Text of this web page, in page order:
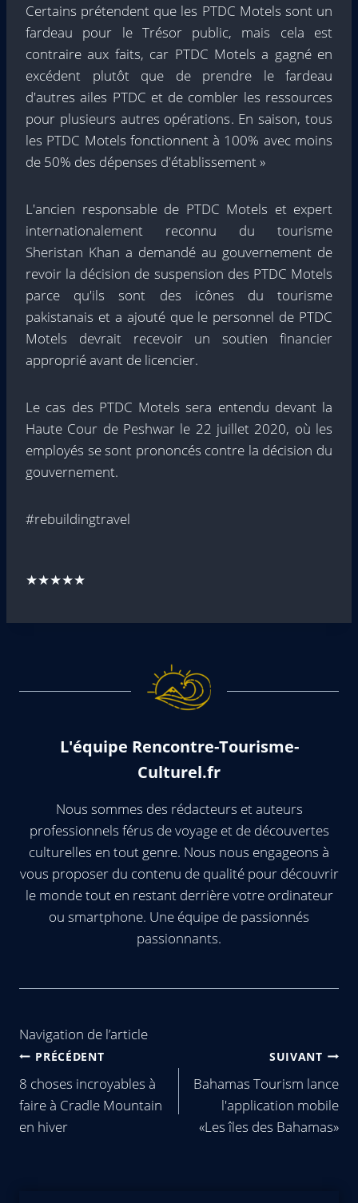
Certains prétendent que les PTDC Motels sont un
fardeau pour le Trésor public, mais cela est
contraire aux faits, car PTDC Motels a gagné en
excédent plutôt que de prendre le fardeau
d'autres ailes PTDC et de combler les ressources
pour plusieurs autres opérations. En saison, tous
les PTDC Motels fonctionnent à 100% avec moins
de 50% des dépenses d'établissement »
L'ancien responsable de PTDC Motels et expert
internationalement reconnu du tourisme
Sheristan Khan a demandé au gouvernement de
revoir la décision de suspension des PTDC Motels
parce qu'ils sont des icônes du tourisme
pakistanais et a ajouté que le personnel de PTDC
Motels devrait recevoir un soutien financier
approprié avant de licencier.
Le cas des PTDC Motels sera entendu devant la
Haute Cour de Peshwar le 22 juillet 2020, où les
employés se sont prononcés contre la décision du
gouvernement.
#rebuildingtravel
★★★★★
L'équipe Rencontre-Tourisme-
Culturel.fr
Nous sommes des rédacteurs et auteurs
professionnels férus de voyage et de découvertes
culturelles en tout genre. Nous nous engageons à
vous proposer du contenu de qualité pour découvrir
le monde tout en restant derrière votre ordinateur
ou smartphone. Une équipe de passionnés
passionnants.
Navigation de l’article
PRÉCÉDENT
8 choses incroyables à
faire à Cradle Mountain
en hiver
SUIVANT
Bahamas Tourism lance
l'application mobile
«Les îles des Bahamas»